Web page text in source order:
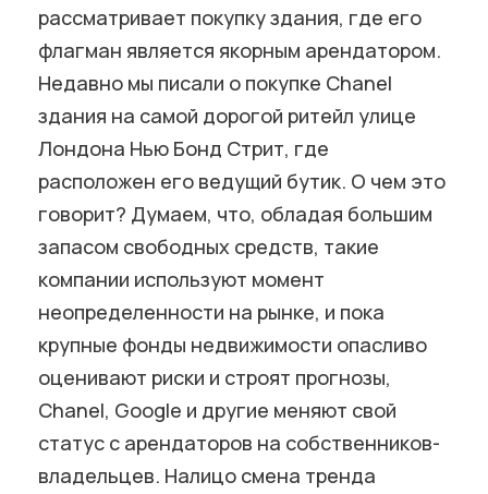
рассматривает покупку здания, где его
флагман является якорным арендатором.
Недавно мы писали о покупке Chanel
здания на самой дорогой ритейл улице
Лондона Нью Бонд Стрит, где
расположен его ведущий бутик. О чем это
говорит? Думаем, что, обладая большим
запасом свободных средств, такие
компании используют момент
неопределенности на рынке, и пока
крупные фонды недвижимости опасливо
оценивают риски и строят прогнозы,
Chanel, Google и другие меняют свой
статус с арендаторов на собственников-
владельцев. Налицо смена тренда